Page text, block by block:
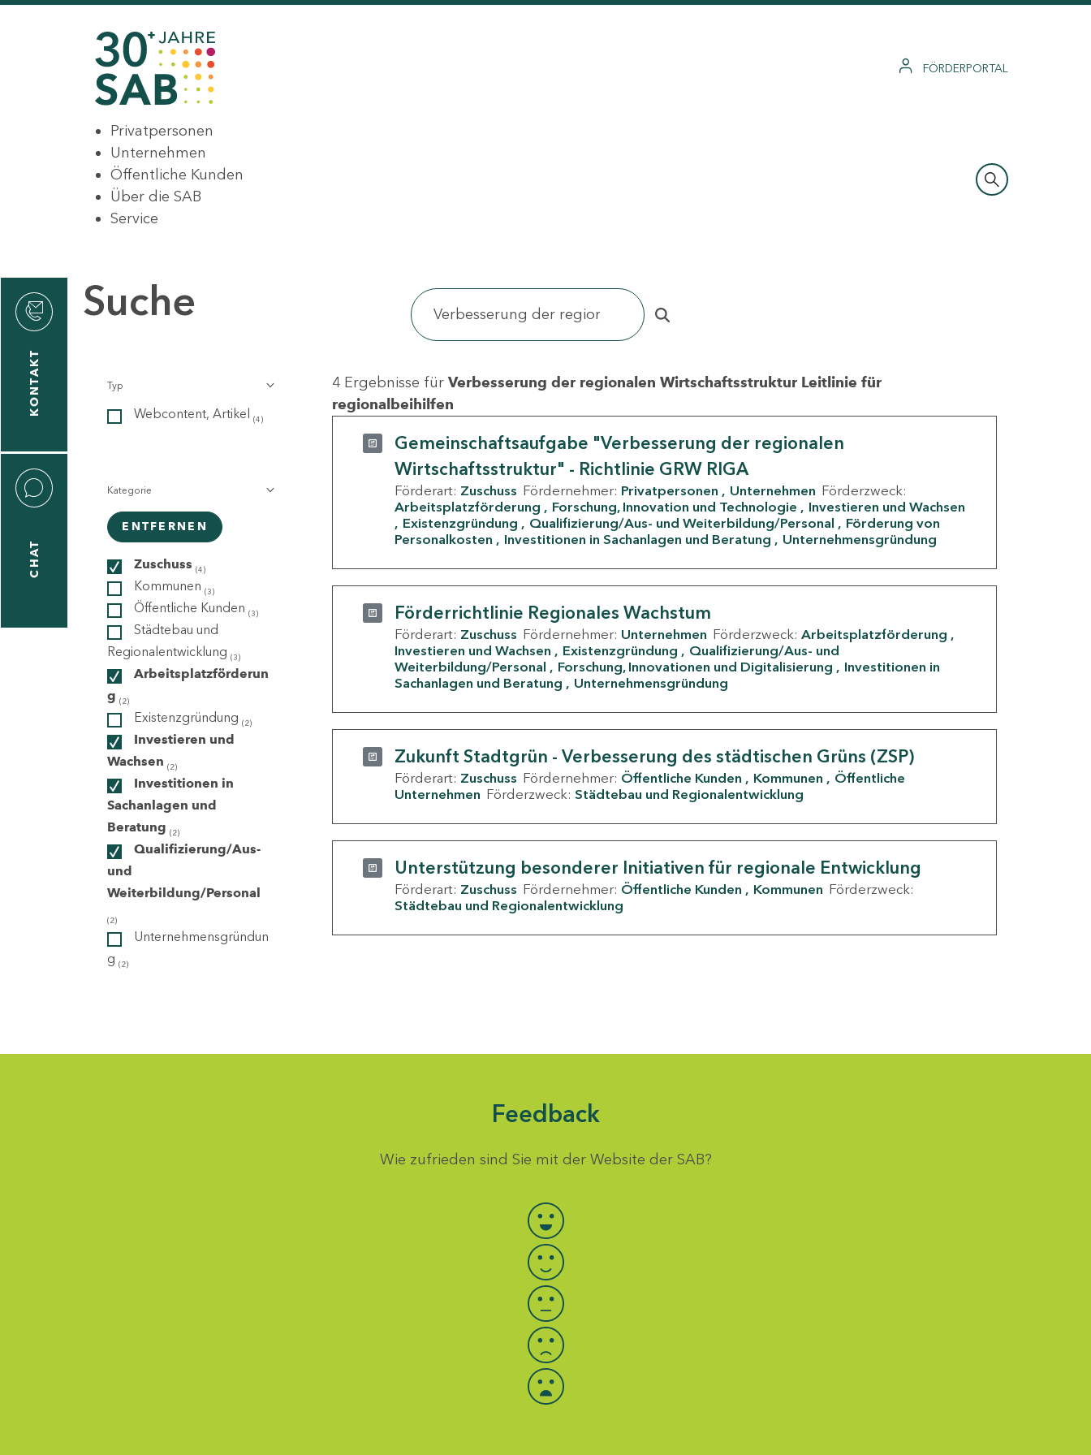
FÖRDERPORTAL
Privatpersonen
Unternehmen
Öffentliche Kunden
Über die SAB
Service
KONTAKT
CHAT
Suche
Typ
Webcontent, Artikel (4)
Kategorie
ENTFERNEN
Zuschuss (4)
Kommunen (3)
Öffentliche Kunden (3)
Städtebau und
Regionalentwicklung (3)
Arbeitsplatzförderun
g (2)
Existenzgründung (2)
Investieren und
Wachsen (2)
Investitionen in
Sachanlagen und
Beratung (2)
Qualifizierung/Aus-
und
Weiterbildung/Personal
(2)
Unternehmensgründun
g (2)
4 Ergebnisse für Verbesserung der regionalen Wirtschaftsstruktur Leitlinie für
regionalbeihilfen
Gemeinschaftsaufgabe "Verbesserung der regionalen
Wirtschaftsstruktur" - Richtlinie GRW RIGA
Förderart: Zuschuss Fördernehmer: Privatpersonen Unternehmen Förderzweck:
Arbeitsplatzförderung
Forschung, Innovation und Technologie
Investieren und Wachsen
Existenzgründung
Qualifizierung/Aus- und Weiterbildung/Personal
Förderung von
Personalkosten
Investitionen in Sachanlagen und Beratung Unternehmensgründung
Förderrichtlinie Regionales Wachstum
Förderart: Zuschuss Fördernehmer: Unternehmen Förderzweck: Arbeitsplatzförderung
Investieren und Wachsen
Existenzgründung
Qualifizierung/Aus- und
Weiterbildung/Personal
Forschung, Innovationen und Digitalisierung
Investitionen in
Sachanlagen und Beratung
Unternehmensgründung
Zukunft Stadtgrün - Verbesserung des städtischen Grüns (ZSP)
Förderart: Zuschuss Fördernehmer: Öffentliche Kunden Kommunen
Öffentliche
Unternehmen Förderzweck: Städtebau und Regionalentwicklung
Unterstützung besonderer Initiativen für regionale Entwicklung
Förderart: Zuschuss Fördernehmer: Öffentliche Kunden Kommunen Förderzweck:
Städtebau und Regionalentwicklung
Feedback
Wie zufrieden sind Sie mit der Website der SAB?
Bewertung auswählen